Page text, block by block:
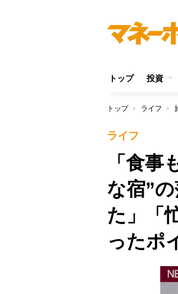
トップ 投資
トップ ライフ
ライフ
「食
な宿”
た」「
ったポ